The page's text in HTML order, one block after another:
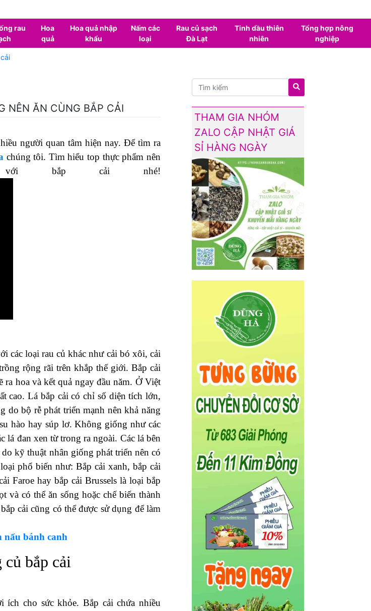
rau
Hoa
quả
Hoa quả nhập
khẩu
Nấm các
loại
Rau củ sạch
Đà Lạt
Tinh dầu thiên
nhiên
Tổng hợp nông
nghiệp
NÊN ĂN CÙNG BẮP CẢI
người quan tâm hiện nay. Để tìm ra
chúng tôi. Tìm hiểu top thực phẩm nên
bắp cải nhé!
các loại rau củ khác như cải bó xôi, cải
rộng rãi trên khắp thế giới. Bắp cải
hoa và kết quả ngay đầu năm. Ở Việt
cao. Lá bắp cải có chỉ số diện tích lớn,
do bộ rễ phát triển mạnh nên khả năng
hào hay súp lơ. Không giống như các
lá đan xen từ trong ra ngoài. Các lá bên
kỹ thuật nhân giống phát triển nên có
phổ biến như: Bắp cải xanh, bắp cải
Faroe hay bắp cải Brussels là loại bắp
có thể ăn sống hoặc chế biến thành
cải cũng có thể được sử dụng để làm
nấu bánh canh
bắp cải
ích cho sức khỏe. Bắp cải chứa nhiều
THAM GIA NHÓM
ZALO CẬP NHẬT GIÁ
SỈ HÀNG NGÀY